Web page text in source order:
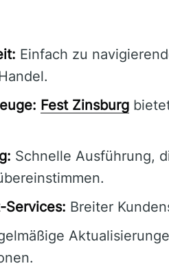
Einfach zu
Fest Zinsburg
Schnelle Ausführung,
Services: Breiter